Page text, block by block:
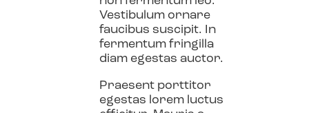
Vestibulum ornare
faucibus suscipit. In
fermentum fringilla
diam egestas auctor.
Praesent porttitor
egestas lorem luctus